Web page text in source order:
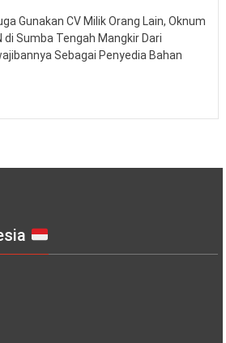
Gunakan CV Milik Orang Lain, Oknum
di Sumba Tengah Mangkir Dari
Sebagai Penyedia Bahan